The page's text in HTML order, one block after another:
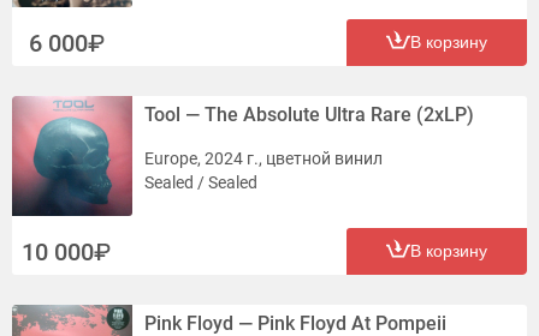
6 000 В корзину
Tool — The Absolute Ultra Rare (2xLP)
Europe, 2024 г., цветной винил
Sealed / Sealed
10 000 В корзину
Pink Floyd — Pink Floyd At Pompeii